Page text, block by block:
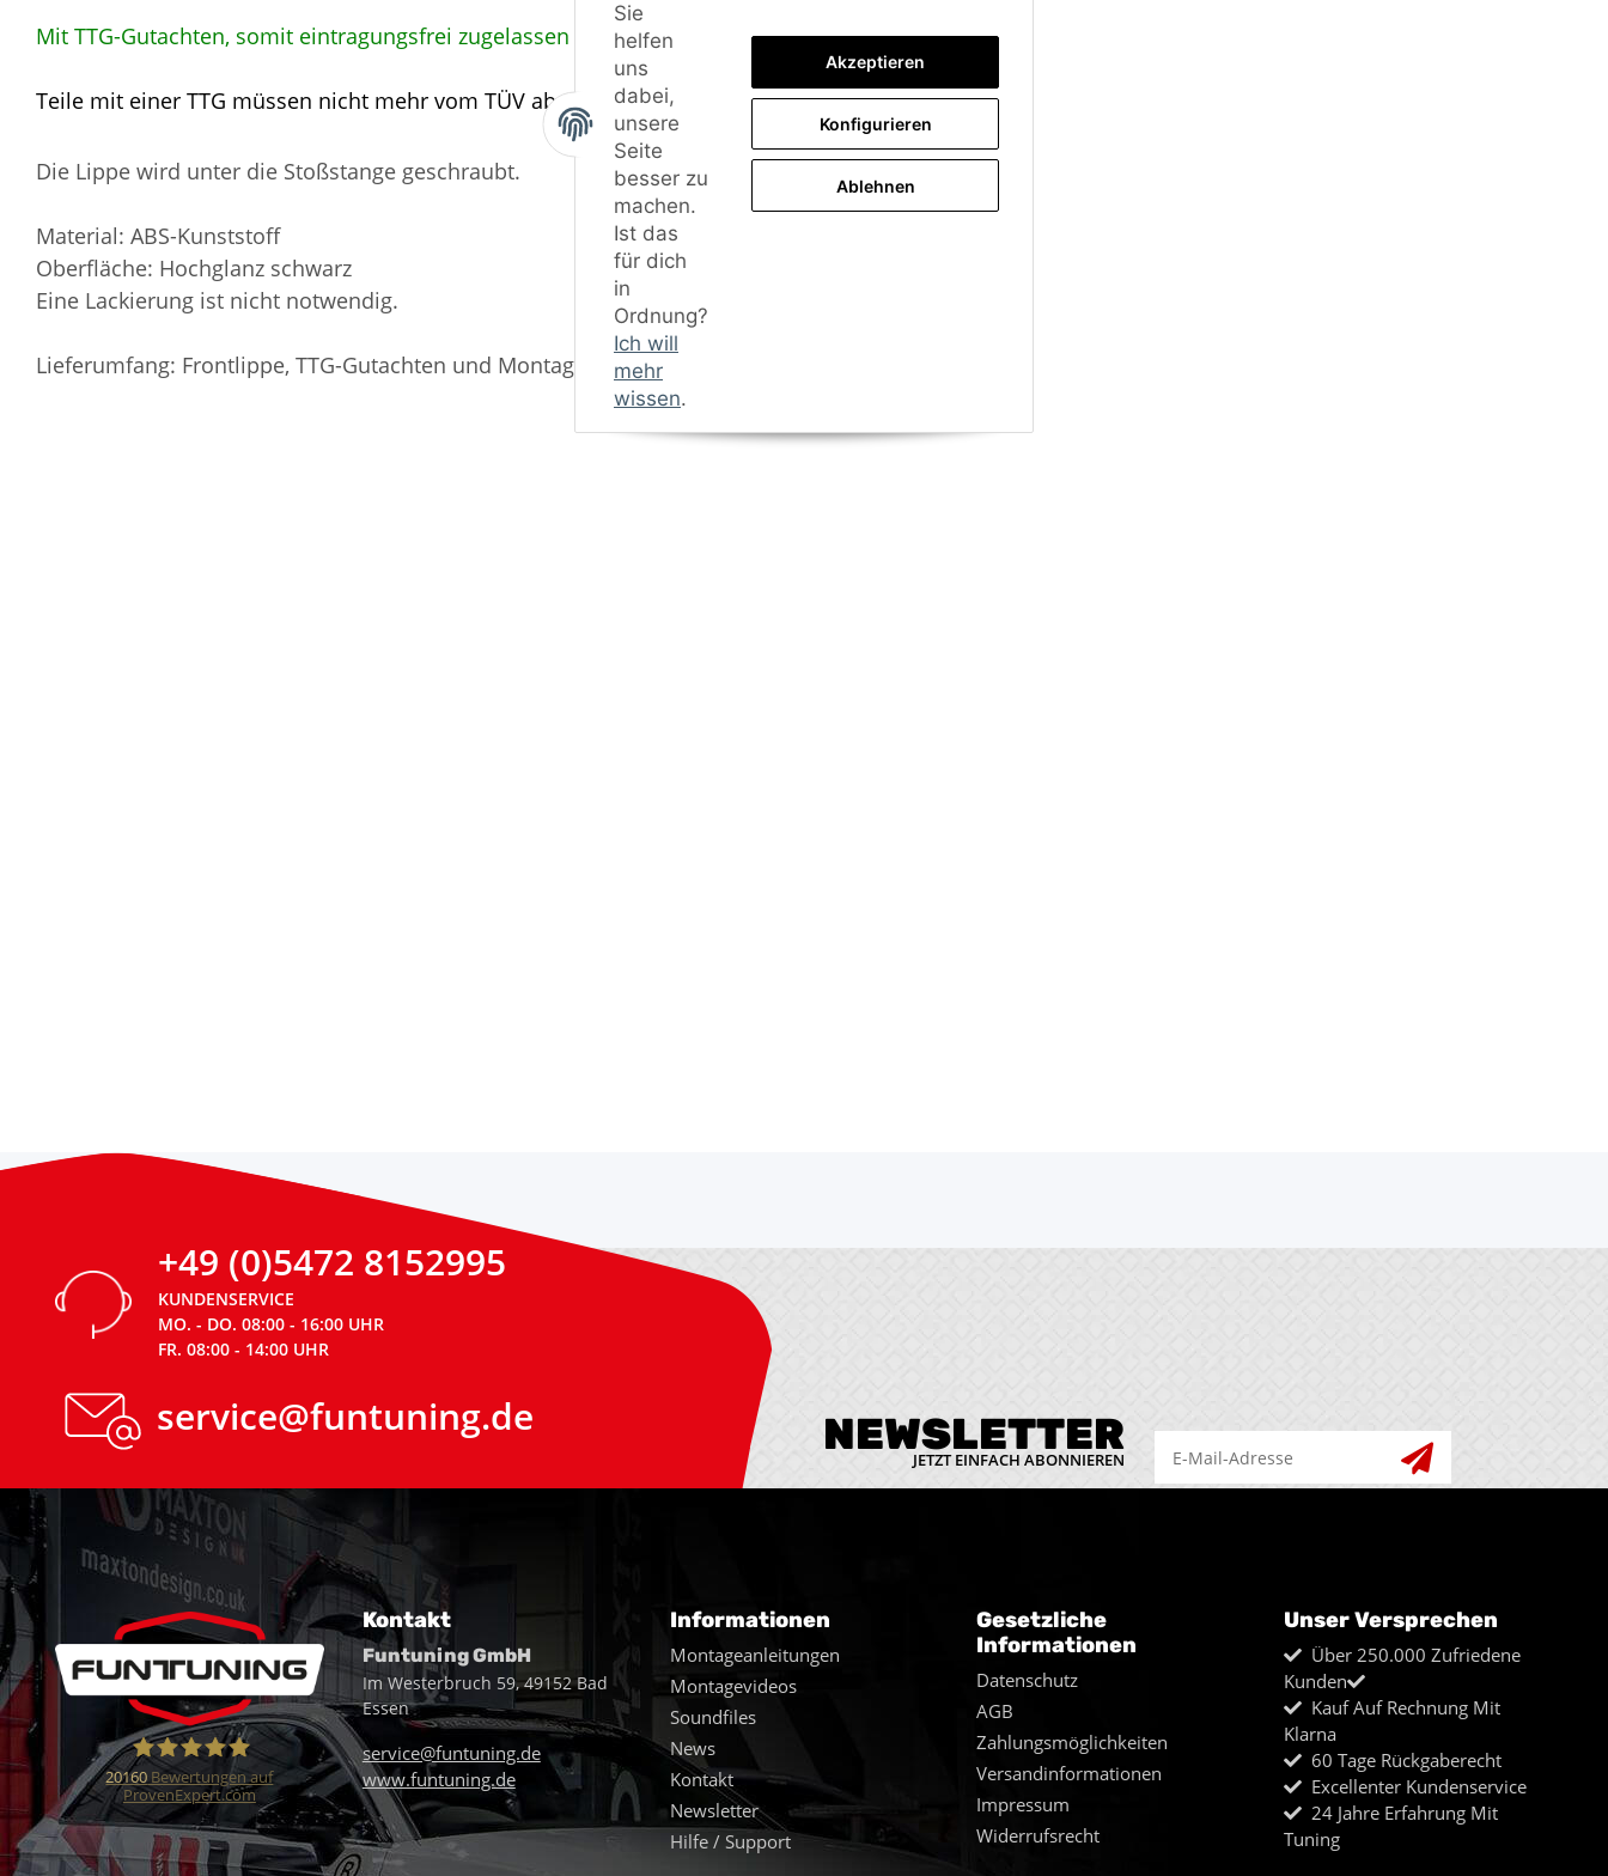
Mit TTG-Gutachten, somit eintragungsfrei zugelassen in Deutschland.
Teile mit einer TTG müssen nicht mehr vom TÜV abgenommen werden, genau wie bei der ABE.
Die Lippe wird unter die Stoßstange geschraubt.
Material: ABS-Kunststoff
Oberfläche: Hochglanz schwarz
Eine Lackierung ist nicht notwendig.
Lieferumfang: Frontlippe, TTG-Gutachten und Montagematerial
+49 (0)5472 8152995
KUNDENSERVICE
MO. - DO. 08:00 - 16:00 UHR
FR. 08:00 - 14:00 UHR
service@funtuning.de NEWSLETTER
JETZT EINFACH ABONNIEREN
Funtuning GmbH
20160 Bewertungen auf
ProvenExpert.com
Kontakt
Funtuning GmbH
Im Westerbruch 59, 49152 Bad
Essen
service@funtuning.de
www.funtuning.de
Informationen
Montageanleitungen
Montagevideos
Soundfiles
News
Kontakt
Newsletter
Hilfe / Support
Gesetzliche
Informationen
Datenschutz
AGB
Zahlungsmöglichkeiten
Versandinformationen
Impressum
Widerrufsrecht
Unser Versprechen
Über 250.000 Zufriedene
Kunden
Kauf Auf Rechnung Mit
Klarna
60 Tage Rückgaberecht
Excellenter Kundenservice
24 Jahre Erfahrung Mit
Tuning
Sie
helfen
uns
dabei,
unsere
Seite
besser zu
machen.
Ist das
für dich
in
Ordnung?
Ich will
mehr
wissen.
Akzeptieren
Konfigurieren
Ablehnen